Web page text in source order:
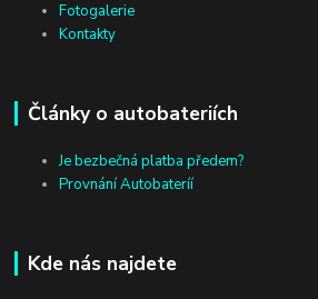
Fotogalerie
Kontakty
Články o autobateriích
Je bezbečná platba předem?
Provnání Autobateríí
Kde nás najdete